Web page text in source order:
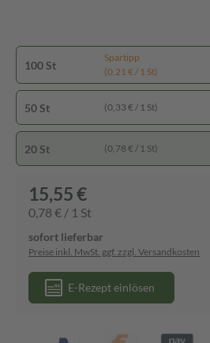
100 St
Spartipp
(0,21 € / 1 St)
50 St (0,33 € / 1 St)
20 St (0,78 € / 1 St)
15,55 €
0,78 € / 1 St
sofort lieferbar
Preise inkl. MwSt. ggf. zzgl. Versandkosten
E-Rezept einlösen